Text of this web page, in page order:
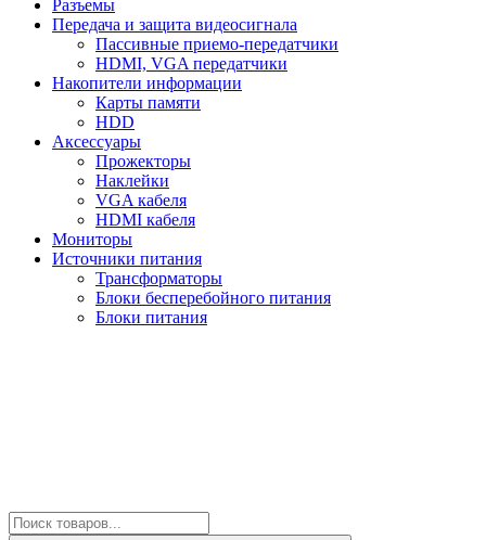
Разъемы
Передача и защита видеосигнала
Пассивные приемо-передатчики
HDMI, VGA передатчики
Накопители информации
Карты памяти
HDD
Аксессуары
Прожекторы
Наклейки
VGA кабеля
HDMI кабеля
Мониторы
Источники питания
Трансформаторы
Блоки бесперебойного питания
Блоки питания